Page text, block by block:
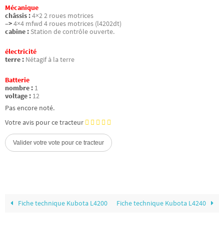
Mécanique
châssis :4×2 2 roues motrices
–>4×4 mfwd 4 roues motrices (l4202dt)
cabine : Station de contrôle ouverte.
électricité
terre : Nétagif à la terre
Batterie
nombre : 1
voltage : 12
Pas encore noté.
Votre avis pour ce tracteur
Fiche technique Kubota L4200 Fiche technique Kubota L4240